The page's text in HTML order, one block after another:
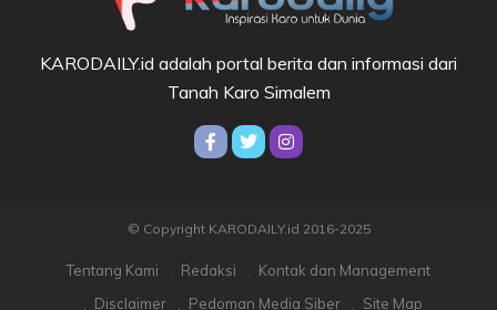
KARODAILY.id adalah portal berita dan informasi dari
Tanah Karo Simalem
© Copyright KARODAILY.id 2016-2025
Tentang Kami Redaksi
Kontak dan Management
Disclaimer
Pedoman Media Siber Site Map